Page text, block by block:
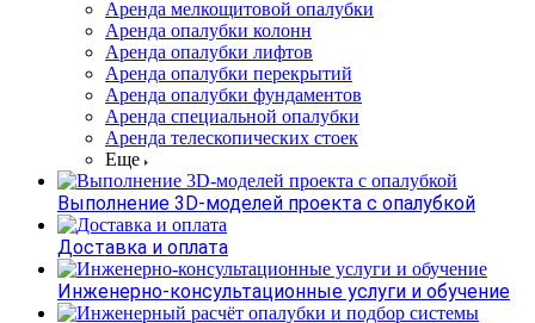
Аренда мелкощитовой опалубки
Аренда опалубки колонн
Аренда опалубки лифтов
Аренда опалубки перекрытий
Аренда опалубки фундаментов
Аренда специальной опалубки
Аренда телескопических стоек
Еще
Выполнение 3D-моделей проекта с опалубкой
Доставка и оплата
Инженерно-консультационные услуги и обучение